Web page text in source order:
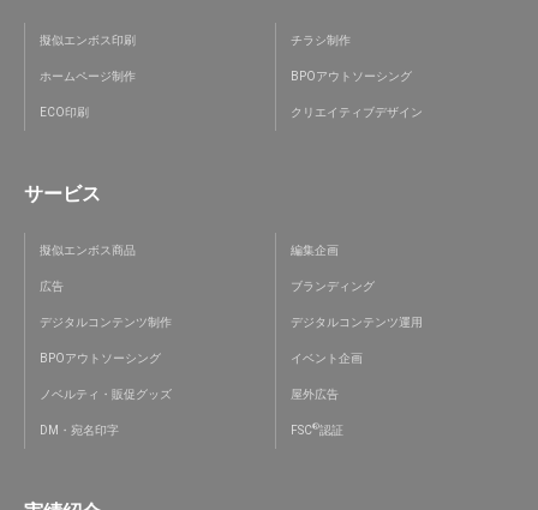
擬似エンボス印刷 チラシ制作
ホームページ制作 BPOアウトソーシング
ECO印刷 クリエイティブデザイン
サービス
擬似エンボス商品 編集企画
広告 ブランディング
デジタルコンテンツ制作 デジタルコンテンツ運用
BPOアウトソーシング イベント企画
ノベルティ・販促グッズ 屋外広告
DM・宛名印字 FSC®認証